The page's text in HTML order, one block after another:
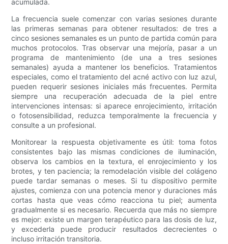
acumulada.
La frecuencia suele comenzar con varias sesiones durante
las primeras semanas para obtener resultados: de tres a
cinco sesiones semanales es un punto de partida común para
muchos protocolos. Tras observar una mejoría, pasar a un
programa de mantenimiento (de una a tres sesiones
semanales) ayuda a mantener los beneficios. Tratamientos
especiales, como el tratamiento del acné activo con luz azul,
pueden requerir sesiones iniciales más frecuentes. Permita
siempre una recuperación adecuada de la piel entre
intervenciones intensas: si aparece enrojecimiento, irritación
o fotosensibilidad, reduzca temporalmente la frecuencia y
consulte a un profesional.
Monitorear la respuesta objetivamente es útil: toma fotos
consistentes bajo las mismas condiciones de iluminación,
observa los cambios en la textura, el enrojecimiento y los
brotes, y ten paciencia; la remodelación visible del colágeno
puede tardar semanas o meses. Si tu dispositivo permite
ajustes, comienza con una potencia menor y duraciones más
cortas hasta que veas cómo reacciona tu piel; aumenta
gradualmente si es necesario. Recuerda que más no siempre
es mejor: existe un margen terapéutico para las dosis de luz,
y excederla puede producir resultados decrecientes o
incluso irritación transitoria.